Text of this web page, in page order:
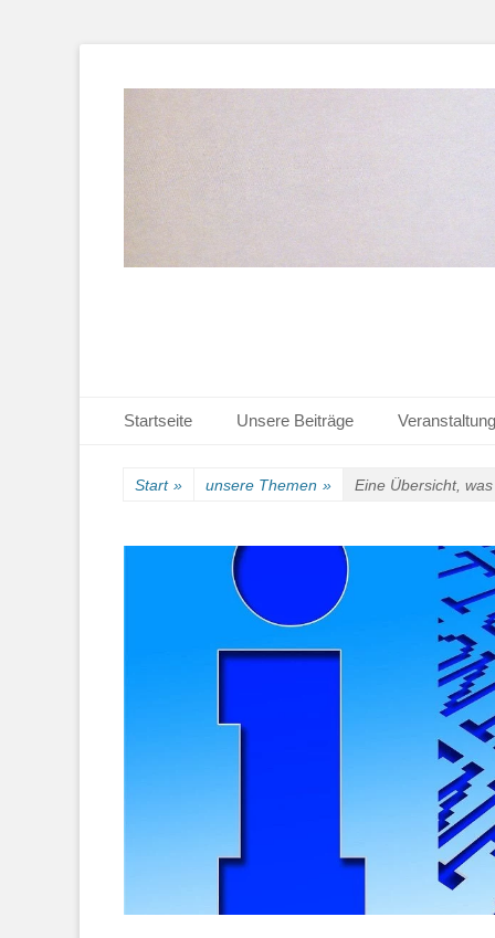
Heimathaus
Primäres Menü
Inhalt
Startseite Unsere Beiträge
InhaltStart » unsere Themen » Eine Übersicht,